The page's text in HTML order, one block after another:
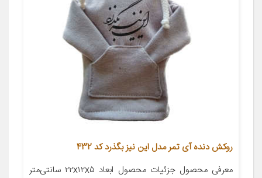
روکش دنده آی تمر مدل این نیز بگذرد کد 432
معرفی محصول جزئیات محصول ابعاد ۲۲x۱۲x۵ سانتی‌متر